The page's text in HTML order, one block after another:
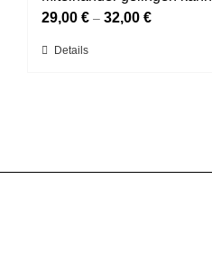
können
der
29,00 € – 32,00 €
Dieses
Details